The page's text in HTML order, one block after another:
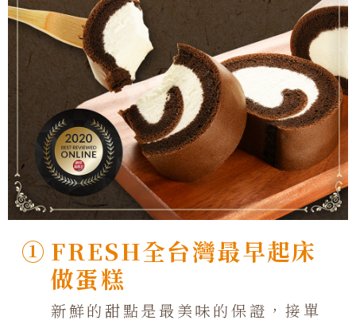
① FRESH全台灣最早起床
做蛋糕
新鮮的甜點是最美味的保證，接單